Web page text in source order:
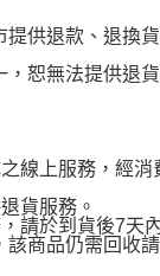
供退款、退換
恕無法提供退貨
線上服務，經消
貨服務。
請於到貨後7天
該商品仍需回收